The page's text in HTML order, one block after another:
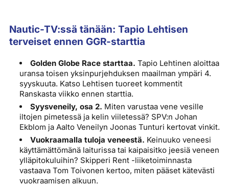
Nautic-TV:ssä tänään: Tapio Lehtisen
terveiset ennen GGR-starttia
Golden Globe Race starttaa. Tapio Lehtinen aloittaa
uransa toisen yksinpurjehduksen maailman ympäri 4.
syyskuuta. Katso Lehtisen tuoreet kommentit
Ranskasta viikko ennen starttia.
Syysveneily, osa 2. Miten varustaa vene vesille
iltojen pimetessä ja kelin viiletessä? SPV:n Johan
Ekblom ja Aalto Veneilyn Joonas Tunturi kertovat vinkit.
Vuokraamalla tuloja veneestä. Keinuuko veneesi
käyttämättömänä laiturissa tai kaipaisitko jeesiä veneen
ylläpitokuluihin? Skipperi Rent -liiketoiminnasta
vastaava Tom Toivonen kertoo, miten pääset kätevästi
vuokraamisen alkuun.